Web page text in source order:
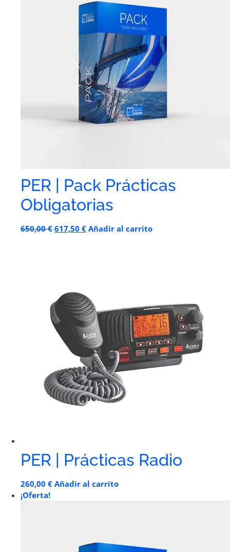
PER | Pack Prácticas
Obligatorias
650,00€ 617,50 € Añadir al carrito
PER | Prácticas Radio
260,00 € Añadir al carrito
¡Oferta!